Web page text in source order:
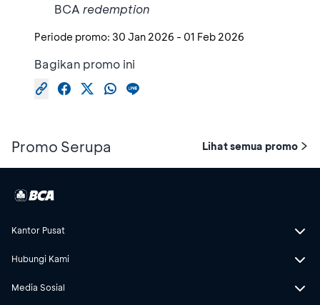
BCA redemption
Periode promo: 30 Jan 2026 - 01 Feb 2026
Bagikan promo ini
Promo Serupa Lihat semua promo
Kantor Pusat
Hubungi Kami
Media Sosial